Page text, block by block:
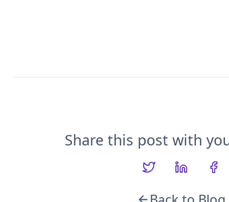
Share this post with